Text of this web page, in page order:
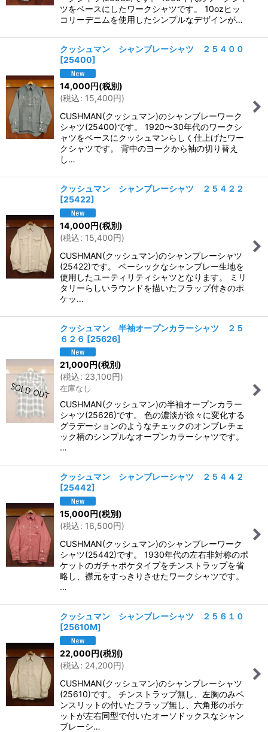
ツをベースにしたワークシャツです。 10ozヒッ
コリーデニムを使用したシンプルなデザインが…
クッシュマン シャンブレーシャツ ２５４００
[25400]
14,000円(税別)
(税込: 15,400円)
CUSHMAN(クッシュマン)のシャンブレーワーク
シャツ(25400)です。 1920〜30年代のワークシ
ャツをベースにクッシュマンらしく仕上げたワー
クシャツです。 背中のヨークから袖の切り替え
し…
クッシュマン シャンブレーシャツ ２５４２２
[25422]
14,000円(税別)
(税込: 15,400円)
CUSHMAN(クッシュマン)のシャンブレーシャツ
(25422)です。 ベーシックなシャンブレー生地を
使用したユーティリティシャツとなります。 ミリ
タリーらしいラウンドを描いたフラップ付きのポ
ケッ…
クッシュマン 半袖オープンカラーシャツ ２５
６２６ [25626]
21,000円(税別)
(税込: 23,100円)
在庫なし
CUSHMAN(クッシュマン)の半袖オープンカラー
シャツ(25626)です。 色の濃淡が徐々に変化する
グラデーションのようなチェックのオンブレチェ
ック柄のシンプルなオープンカラーシャツです。
…
クッシュマン シャンブレーシャツ ２５４４２
[25442]
15,000円(税別)
(税込: 16,500円)
CUSHMAN(クッシュマン)のシャンブレーワーク
シャツ(25442)です。 1930年代の左右非対称のポ
ケットのガチャポケタイプをチンストラップを省
略し、襟元をすっきりさせたワークシャツです。
…
クッシュマン シャンブレーシャツ ２５６１０
[25610M]
22,000円(税別)
(税込: 24,200円)
CUSHMAN(クッシュマン)のシャンブレーシャツ
(25610)です。 チンストラップ無し、左胸のみペ
ンスリットの付いたフラップ無し、六角形のポケ
ットが左右同型で付いたオーソドックスなシャン
ブレーシ…